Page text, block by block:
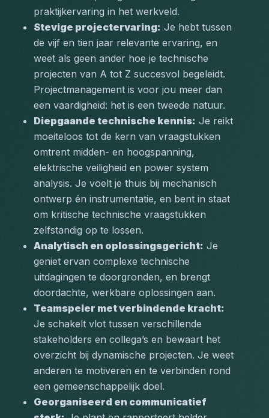
praktijkervaring in het werkveld.
Stevige projectervaring: Je hebt tussen
de vijf en tien jaar relevante ervaring, en
weet als geen ander hoe je technische
projecten van A tot Z succesvol begeleidt.
Projectmanagement is voor jou meer dan
een vaardigheid: het is een tweede natuur.
Diepgaande technische kennis: Je reikt
moeiteloos tot de kern van vraagstukken
omtrent midden- en hoogspanning,
elektrische veiligheid en power system
analysis. Je voelt je thuis bij mechanisch
ontwerp én instrumentatie, en bent in staat
om kritische technische vraagstukken
zelfstandig op te lossen.
Analytisch en oplossingsgericht: Je
geniet ervan complexe technische
uitdagingen te doorgronden, en brengt
doordachte, werkbare oplossingen aan.
Teamspeler met verbindende kracht:
Je schakelt vlot tussen verschillende
stakeholders en collega’s en bewaart het
overzicht bij dynamische projecten. Je weet
anderen te motiveren en te verbinden rond
een gemeenschappelijk doel.
Georganiseerd en communicatief